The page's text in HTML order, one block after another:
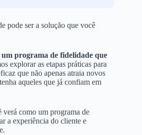
pode ser a solução que você
programa de fidelidade que
explorar as etapas práticas para
que não apenas atraia novos
aqueles que já confiam em
como um programa de
a experiência do cliente e